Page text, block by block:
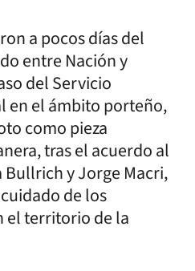
a pocos días del
entre Nación y
del Servicio
en el ámbito porteño,
como pieza
tras el acuerdo al
y Jorge Macri,
de los
el territorio de la